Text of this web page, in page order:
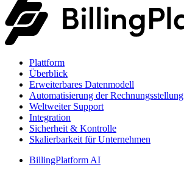
Plattform
Überblick
Erweiterbares Datenmodell
Automatisierung der Rechnungsstellung
Weltweiter Support
Integration
Sicherheit & Kontrolle
Skalierbarkeit für Unternehmen
BillingPlatform AI